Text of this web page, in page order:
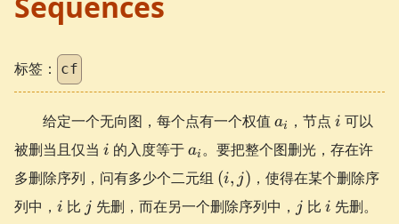
标签： cf
给定一个无向图，每个点有一个权值 a_i
ai ，节点 i
i 可以
被删当且仅当 i
i 的入度等于 a_i
ai 。要把整个图删光，存在许
多删除序列，问有多少个二元组 (i,
j)
(i, j) ，使得在某个删除序
列中， i
i 比 jj 先删，而在另一个删除序列中， j
j 比i
i 先删。